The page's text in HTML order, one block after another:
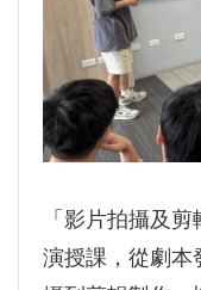
「影片拍攝及
演授課，從劇本